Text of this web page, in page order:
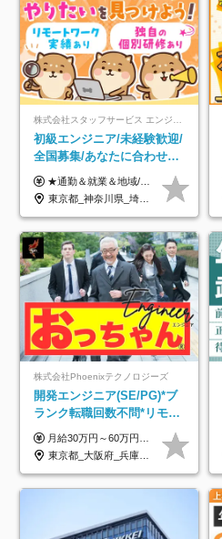
初級エンジニア/未経験歓迎/
全国募集/あなたに合わせた
オリジナル研修をご用
意/AI・IoT/残業平均8時間
★通勤＆就業＆地域/住宅＆役職手当あり ★残業代は全額支給 ★選べる給与制度あり！ ■東京・神奈川・千葉・埼玉勤務の場合 月給24.5万円～55万円＋諸手当 （残業代は全額支給） (20,000円の地域/住宅手当込み) ■愛知・京都・大阪・兵庫勤務の場合 月給24万円以上＋諸手当 （残業代は全額支給） (15,000円の地域/住宅手当込み) ■茨城・栃木・群馬・静岡・三重・滋賀・広島・福岡勤務の場合 月給23.5万円以上＋諸手当 （残業代は全額支給） (10,000円の地域/住宅手当込み) ■北海道・宮城・山梨・長野・岐阜・奈良・和歌山・岡山勤務の場合 月給23万円以上＋諸手当 （残業代は全額支給） (5,000円の地域/住宅手当込み) ■その他のエリア勤務の場合 月給22.5万円以上＋諸手当 （残業代は全額支給） ※経験や能力を考慮し、当社規定により優遇します 【昇給：年一回実施】 【選べる給与制度】 ★収入を重視する方に… 「変動型人事制度」の選択も可能（派遣先からの評価に応じて収入アップ！） ※年2回のタイミングで希望者と面談の上決定します。
東京都_神奈川県_埼玉県_千葉県_大阪府_愛知県_北海道_岩手県_宮城県_山形県_福島県_茨城県_栃木県_群馬県_山梨県_長野県_富山県_石川県_静岡県_岐阜県_三重県_兵庫県_京都府_滋賀県_奈良県_広島県_岡山県_山口県_愛媛県_福岡県_熊本県_長崎県
株式会社Phoenixテクノロジーズ
開発エンジニア(SE/PG)*ブ
ランク転職回数不問*リモー
ト案件多数*残業ほぼ0*通院
のための半休制度あり
月給30万円～60万円+住宅手当+職能手当+役職手当+決算賞与+報奨金 ※経験・能力を考慮し、優遇します ※給与には20時間分のみなし時間外手当(3万7000円以上)を含みます(超過時間分は別途追加支給) ※試用期間3～6ヵ月あり(その間の給与、待遇に差異なし) ※場合によって契約社員での採用の可能性あり(面接時に応相談)
東京都_大阪府_兵庫県_京都府_福岡県